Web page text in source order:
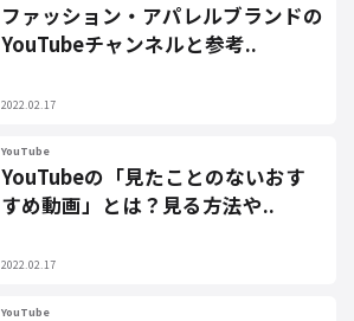
ファッション・アパレルブランドの
YouTubeチャンネルと参考..
2022.02.17
YouTube
YouTubeの「見たことのないおす
すめ動画」とは？見る方法や..
2022.02.17
YouTube